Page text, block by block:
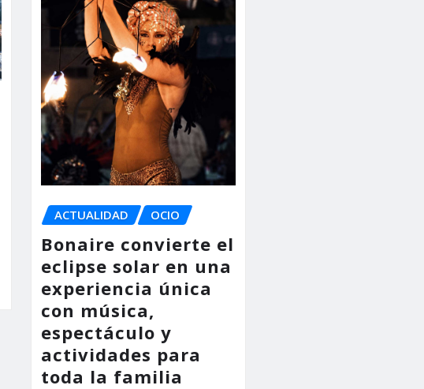
ACTUALIDAD OCIO
Bonaire convierte el
eclipse solar en una
experiencia única
con música,
espectáculo y
actividades para
toda la familia